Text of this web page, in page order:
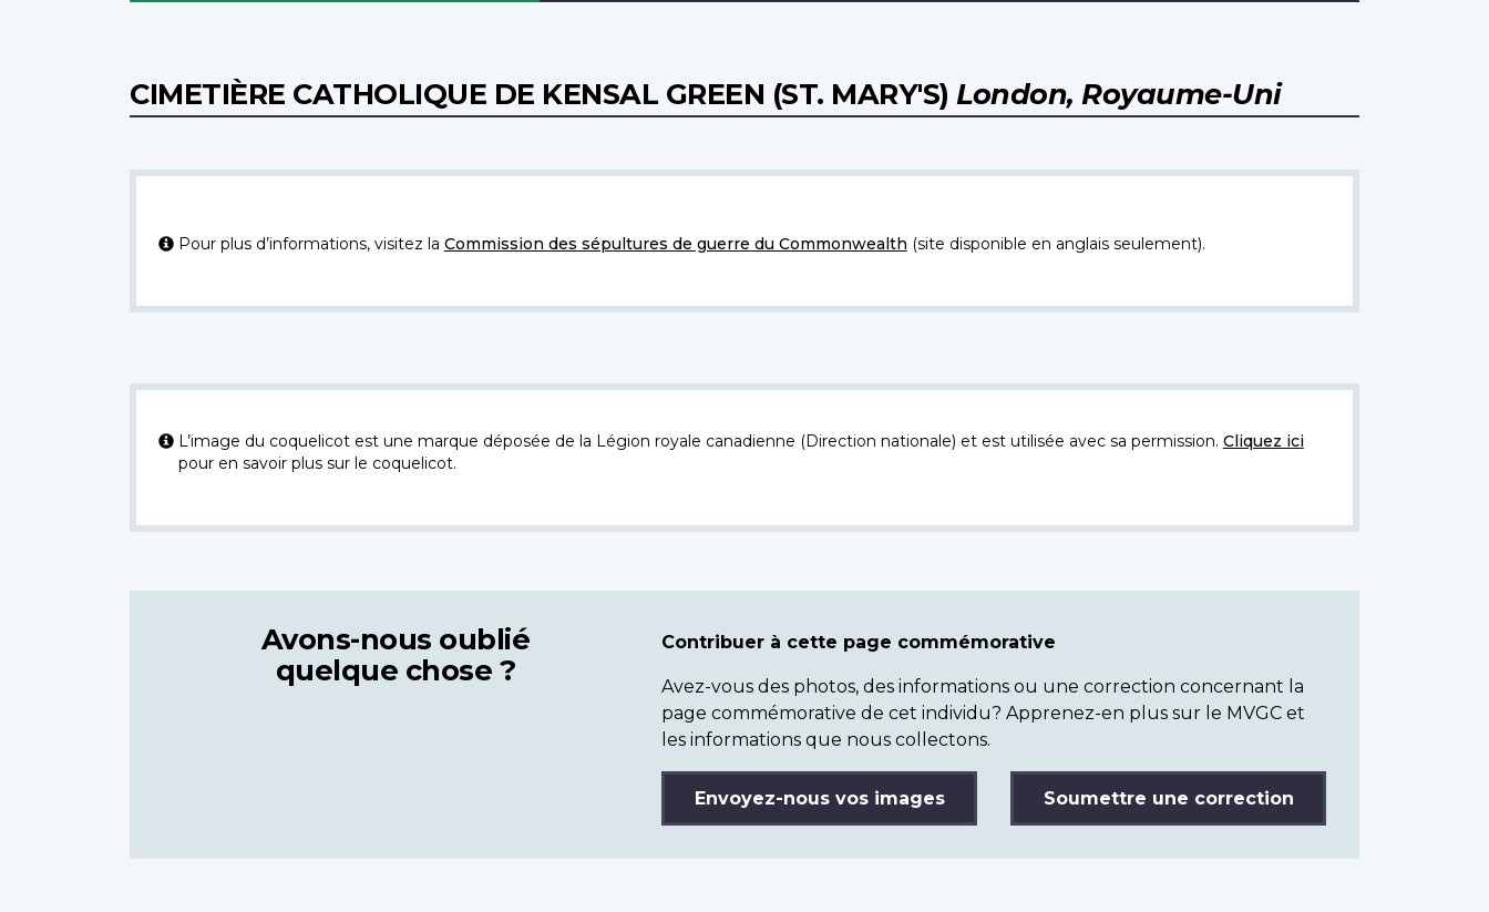
CIMETIÈRE CATHOLIQUE DE KENSAL GREEN (ST. MARY'S) London, Royaume-Uni
Pour plus d’informations, visitez la Commission des sépultures de guerre du Commonwealth (site disponible en anglais seulement).
L’image du coquelicot est une marque déposée de la Légion royale canadienne (Direction nationale) et est utilisée avec sa permission. Cliquez ici
pour en savoir plus sur le coquelicot.
Avons-nous oublié
quelque chose ?
Contribuer à cette page commémorative
Avez-vous des photos, des informations ou une correction concernant la
page commémorative de cet individu? Apprenez-en plus sur le MVGC et
les informations que nous collectons.
Envoyez-nous vos images Soumettre une correction